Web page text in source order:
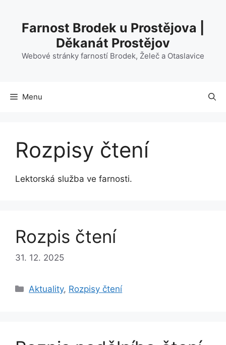
obsahFarnost Brodek u Prostějova |
Děkanát Prostějov
Webové stránky farností Brodek, Želeč a Otaslavice
Menu
Rozpisy čtení
Lektorská služba ve farnosti.
Rozpis čtení
31. 12. 2025
Rubriky
Aktuality, Rozpisy čtení